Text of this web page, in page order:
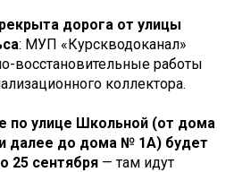
дорога от улицы
: МУП «Курскводоканал»
восстановительные работы
коллектора.
по улице Школьной (от дома
далее до дома № 1А) будет
25 сентября — там идут